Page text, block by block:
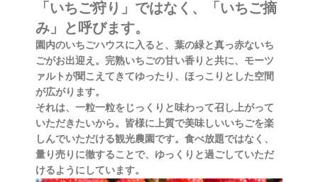
「いちご狩り」ではなく、
「いちご摘
み」と呼びます。
園内のいちごハウスに入ると、葉の緑と真っ赤ないち
ごがお出迎え。完熟いちごの甘い香りと共に、モーツ
ァルトが聞こえてきてゆったり、ほっこりとした空間
が広がります。
それは、一粒一粒をじっくりと味わって召し上がって
いただきたいから。皆様に上質で美味しいいちごを楽
しんでいただける観光農園です。食べ放題ではなく、
量り売りに徹することで、ゆっくりと過ごしていただ
けるようにしています。